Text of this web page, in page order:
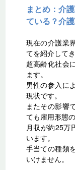
まとめ：介
ている？介
現在の介護業
てを紹介してき
超高齢化社会
ます。
男性の参入に
現状です。
またその影響
ても雇用形態
月収が約25万
います。
手当ての種類
いけません。